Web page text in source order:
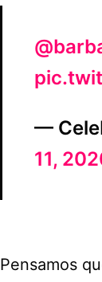
—
11,
Pensamos